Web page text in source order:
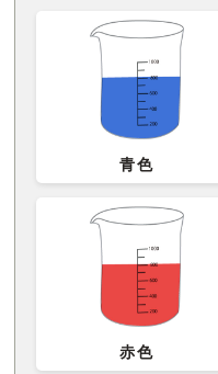
青色
赤色